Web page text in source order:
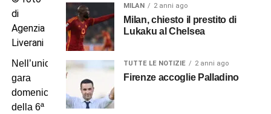
di
Agenzia
Liverani
Nell’unica
gara
domenicale
della 6ª
MILAN 2 anni ago
Milan, chiesto il prestito di
Lukaku al Chelsea
TUTTE LE NOTIZIE 2 anni ago
Firenze accoglie Palladino